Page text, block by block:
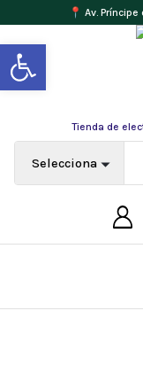
Abrir
📍 Av. Príncipe
Tienda de